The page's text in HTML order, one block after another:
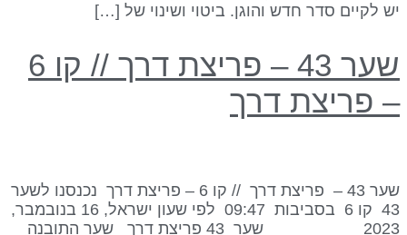
לקיים סדר חדש והוגן. ביטוי ושינוי של […]
שער 43 – פריצת דרך // קו 6
פריצת דרך
שער 43 – פריצת דרך // קו 6 – פריצת דרך נכנסנו לשער
43 קו 6 בסביבות 09:47 לפי שעון ישראל, 16 בנובמבר,
2023 שער 43 פריצת דרך שער התובנה